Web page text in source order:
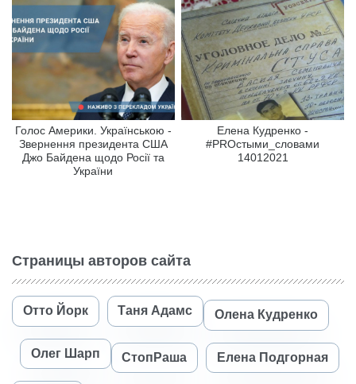
Голос Америки. Українською -
Звернення президента США
Джо Байдена щодо Росії та
України
Елена Кудренко -
#PROстыми_словами
14012021
Страницы авторов сайта
Отто Йорк Таня Адамс Олена Кудренко
Олег Шарп СтопРаша Елена Подгорная